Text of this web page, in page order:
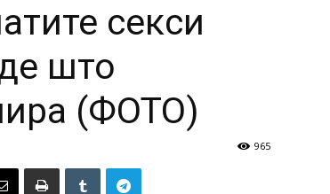
секси
што
(ФОТО)
965